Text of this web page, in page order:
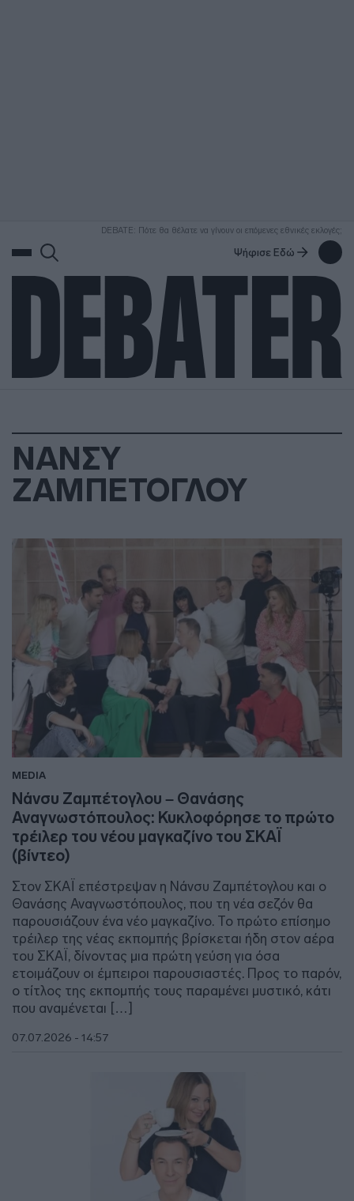
DEBATE: Πότε θα θέλατε να γίνουν οι επόμενες εθνικές εκλογές;
Ψήφισε Εδώ
ΝΑΝΣΥ
ΖΑΜΠΕΤΟΓΛΟΥ
MEDIA
Νάνσυ Ζαμπέτογλου – Θανάσης
Αναγνωστόπουλος: Κυκλοφόρησε το πρώτο
τρέιλερ του νέου μαγκαζίνο του ΣΚΑΪ
(βίντεο)
Στον ΣΚΑΪ επέστρεψαν η Νάνσυ Ζαμπέτογλου και ο
Θανάσης Αναγνωστόπουλος, που τη νέα σεζόν θα
παρουσιάζουν ένα νέο μαγκαζίνο. Το πρώτο επίσημο
τρέιλερ της νέας εκπομπής βρίσκεται ήδη στον αέρα
του ΣΚΑΪ, δίνοντας μια πρώτη γεύση για όσα
ετοιμάζουν οι έμπειροι παρουσιαστές. Προς το παρόν,
ο τίτλος της εκπομπής τους παραμένει μυστικό, κάτι
που αναμένεται […]
07.07.2026 - 14:57